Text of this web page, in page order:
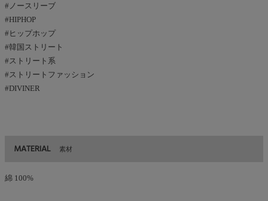
#ノースリーブ
#HIPHOP
#ヒップホップ
#韓国ストリート
#ストリート系
#ストリートファッション
#DIVINER
MATERIAL 素材
綿 100%